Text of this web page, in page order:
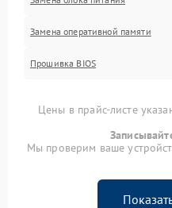
Замена оперативной памяти
Прошивка BIOS
Цены в прайс-листе
Мы проверим ваше